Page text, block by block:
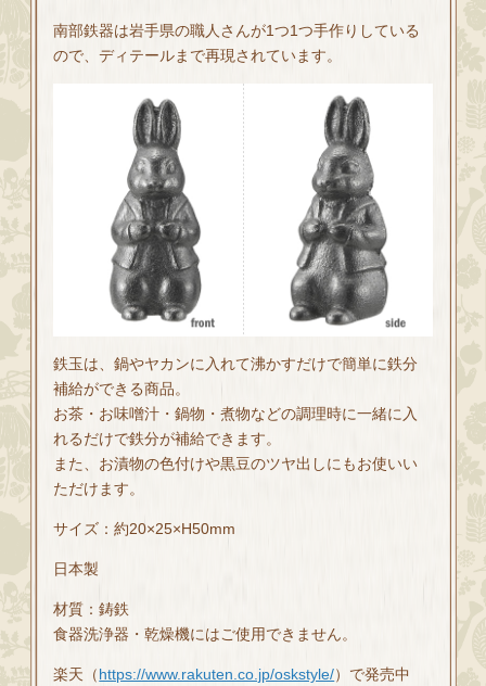
南部鉄器は岩手県の職人さんが1つ1つ手作りしている
ので、ディテールまで再現されています。
鉄玉は、鍋やヤカンに入れて沸かすだけで簡単に鉄分
補給ができる商品。
お茶・お味噌汁・鍋物・煮物などの調理時に一緒に入
れるだけで鉄分が補給できます。
また、お漬物の色付けや黒豆のツヤ出しにもお使いい
ただけます。
サイズ：約20×25×H50mm
日本製
材質：鋳鉄
食器洗浄器・乾燥機にはご使用できません。
楽天（https://www.rakuten.co.jp/oskstyle/）で発売中